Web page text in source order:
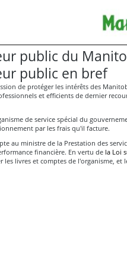
public du
public en bref
de protéger les intérêts des
et efficients de dernier
de service spécial du
par les frais qu'il facture.
au ministre de la Prestation des
financière. En vertu de la Loi
les livres et comptes de l'organisme,